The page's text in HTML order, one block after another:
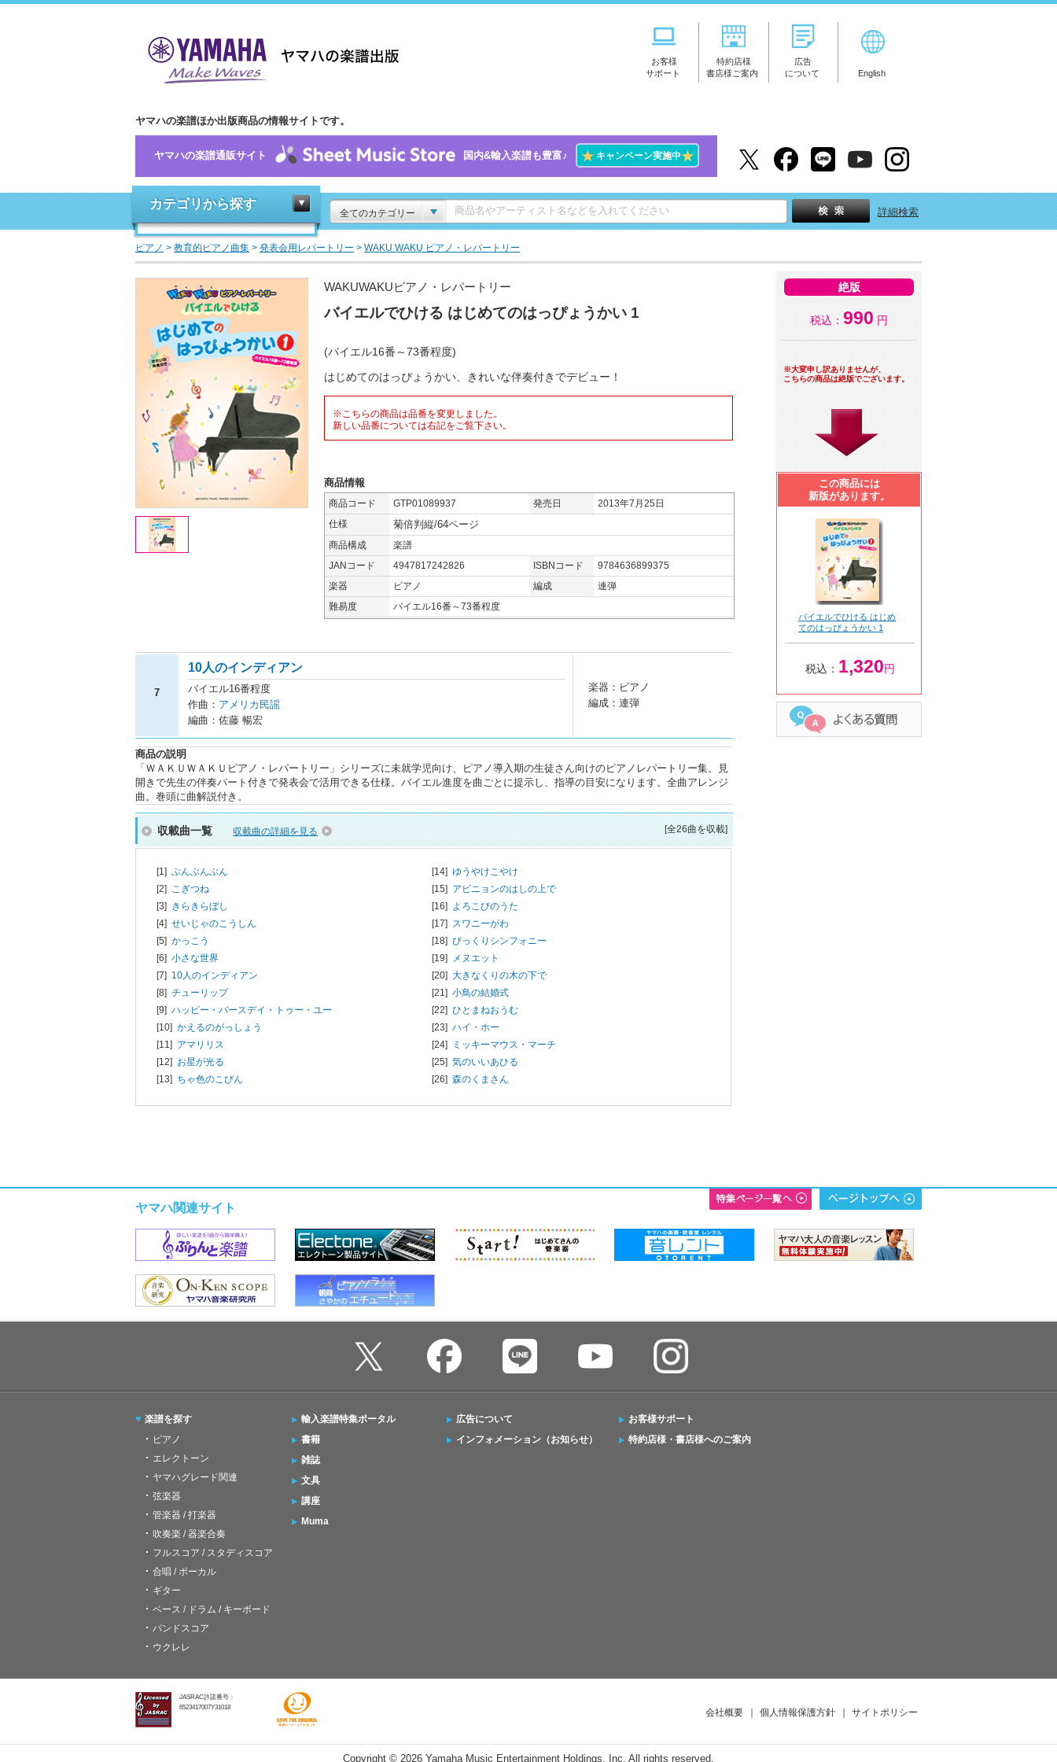
お客様
サポート
特約店様
書店様ご案内
広告
について
English
ヤマハの楽譜ほか出版商品の情報サイトです。
ヤマハの楽譜通販サイト 国内&輸入楽譜も豊富♪ ★キャンペーン実施中★
カテゴリから探す
全てのカテゴリー 詳細検索
ピアノ > 教育的ピアノ曲集 > 発表会用レパートリー > WAKU WAKU ピアノ・レパートリー
WAKUWAKUピアノ・レパートリー
バイエルでひける はじめてのはっぴょうかい 1
(バイエル16番～73番程度)
はじめてのはっぴょうかい、きれいな伴奏付きでデビュー！
※こちらの商品は品番を変更しました。
新しい品番については右記をご覧下さい。
商品情報
商品コード GTP01089937 発売日
2013年7月25日
仕様
菊倍判縦/64ページ
商品構成
楽譜
JANコード
4947817242826 ISBNコード
9784636899375
楽器
ピアノ 編成
連弾
難易度
バイエル16番～73番程度
7
10人のインディアン
バイエル16番程度
作曲： アメリカ民謡
編曲：佐藤 暢宏
楽器：ピアノ
編成：連弾
商品の説明
「ＷＡＫＵＷＡＫＵピアノ・レパートリー」シリーズに未就学児向け、ピアノ導入期の生徒さん向けのピアノレパートリー集。見
開きで先生の伴奏パート付きで発表会で活用できる仕様。バイエル進度を曲ごとに提示し、指導の目安になります。全曲アレンジ
曲。巻頭に曲解説付き。
収載曲一覧 収載曲の詳細を見る [全26曲を収載]
[1] ぶんぶんぶん
[2] こぎつね
[3] きらきらぼし
[4] せいじゃのこうしん
[5] かっこう
[6] 小さな世界
[7] 10人のインディアン
[8] チューリップ
[9] ハッピー・バースデイ・トゥー・ユー
[10] かえるのがっしょう
[11] アマリリス
[12] お星が光る
[13] ちゃ色のこびん
[14] ゆうやけこやけ
[15] アビニョンのはしの上で
[16] よろこびのうた
[17] スワニーがわ
[18] びっくりシンフォニー
[19] メヌエット
[20] 大きなくりの木の下で
[21] 小鳥の結婚式
[22] ひとまねおうむ
[23] ハイ・ホー
[24]
ミッキーマウス・マーチ
[25] 気のいいあひる
[26] 森のくまさん
絶版
税込： 990 円
※大変申し訳ありませんが、
こちらの商品は絶版でございます。
この商品には
新版があります。
バイエルでひける はじめ
てのはっぴょうかい 1
税込： 1,320円
ヤマハ関連サイト
楽譜を探す
ピアノ
エレクトーン
ヤマハグレード関連
弦楽器
管楽器 / 打楽器
吹奏楽 / 器楽合奏
フルスコア / スタディスコア
合唱 / ボーカル
ギター
ベース / ドラム / キーボード
バンドスコア
ウクレレ
輸入楽譜特集ポータル
書籍
雑誌
文具
講座
Muma
広告について
インフォメーション（お知らせ）
お客様サポート
特約店様・書店様へのご案内
JASRAC許諾番号：
6523417007Y31018
会社概要 ｜ 個人情報保護方針 ｜ サイトポリシー
Copyright © 2026 Yamaha Music Entertainment Holdings, Inc. All rights reserved.